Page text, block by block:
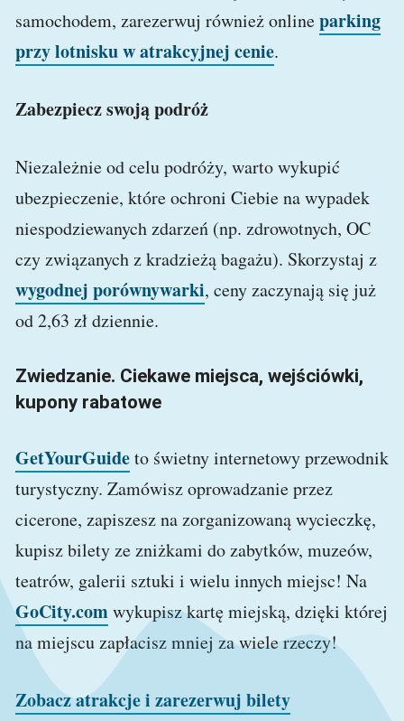
samochodem, zarezerwuj również onlineparking
przy lotnisku w atrakcyjnej cenie.
Zabezpiecz swoją podróż
Niezależnie od celu podróży, warto wykupić
ubezpieczenie, które ochroni Ciebie na wypadek
niespodziewanych zdarzeń (np. zdrowotnych, OC
czy związanych z kradzieżą bagażu). Skorzystaj z
wygodnej porównywarki, ceny zaczynają się już
od 2,63 zł dziennie.
Zwiedzanie. Ciekawe miejsca, wejściówki,
kupony rabatowe
GetYourGuideto świetny internetowy przewodnik
turystyczny. Zamówisz oprowadzanie przez
cicerone, zapiszesz na zorganizowaną wycieczkę,
kupisz bilety ze zniżkami do zabytków, muzeów,
teatrów, galerii sztuki i wielu innych miejsc! Na
GoCity.comwykupisz kartę miejską, dzięki której
na miejscu zapłacisz mniej za wiele rzeczy!
Zobacz atrakcje i zarezerwuj bilety